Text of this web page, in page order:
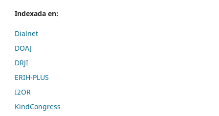
Indexada en:
Dialnet
DOAJ
DRJI
ERIH-PLUS
I2OR
KindCongress